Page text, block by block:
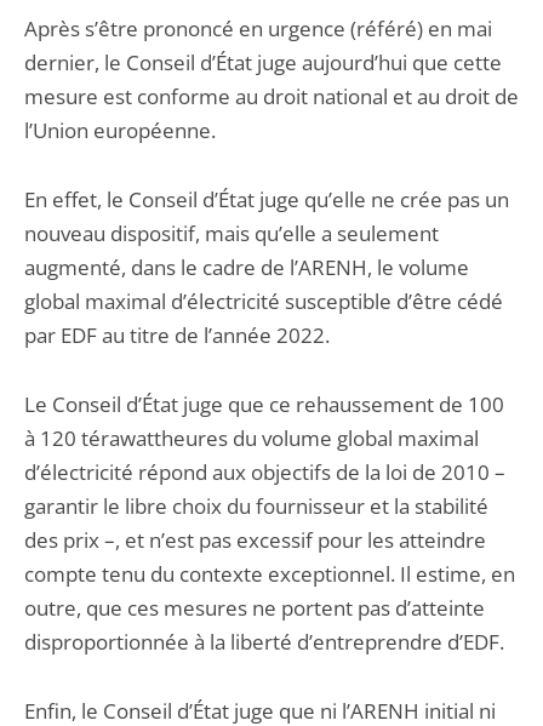
Après s’être prononcé en urgence (référé) en mai
dernier, le Conseil d’État juge aujourd’hui que cette
mesure est conforme au droit national et au droit de
l’Union européenne.
En effet, le Conseil d’État juge qu’elle ne crée pas un
nouveau dispositif, mais qu’elle a seulement
augmenté, dans le cadre de l’ARENH, le volume
global maximal d’électricité susceptible d’être cédé
par EDF au titre de l’année 2022.
Le Conseil d’État juge que ce rehaussement de 100
à 120 térawattheures du volume global maximal
d’électricité répond aux objectifs de la loi de 2010 –
garantir le libre choix du fournisseur et la stabilité
des prix –, et n’est pas excessif pour les atteindre
compte tenu du contexte exceptionnel. Il estime, en
outre, que ces mesures ne portent pas d’atteinte
disproportionnée à la liberté d’entreprendre d’EDF.
Enfin, le Conseil d’État juge que ni l’ARENH initial ni